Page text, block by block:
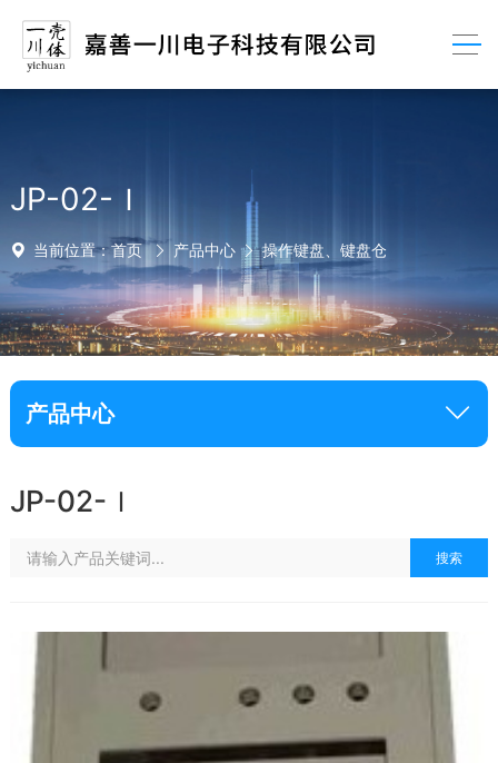
JP-02-Ｉ
当前位置：首页 产品中心 操作键盘、键盘仓
产品中心
JP-02-Ｉ
搜索